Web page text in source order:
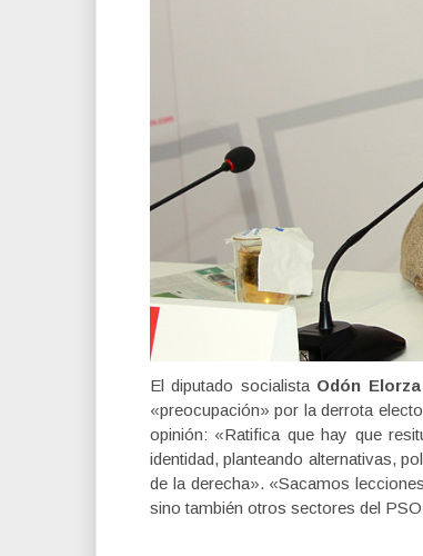
El diputado socialista Odón Elorza
«preocupación» por la derrota
opinión: «Ratifica que hay que
identidad, planteando alternativas,
de la derecha». «Sacamos
sino también otros sectores del